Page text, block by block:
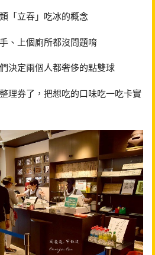
「立吞」吃冰的概念
、上個廁所都沒問題唷
決定兩個人都奢侈的點雙球
理券了，把想吃的口味吃一吃卡實